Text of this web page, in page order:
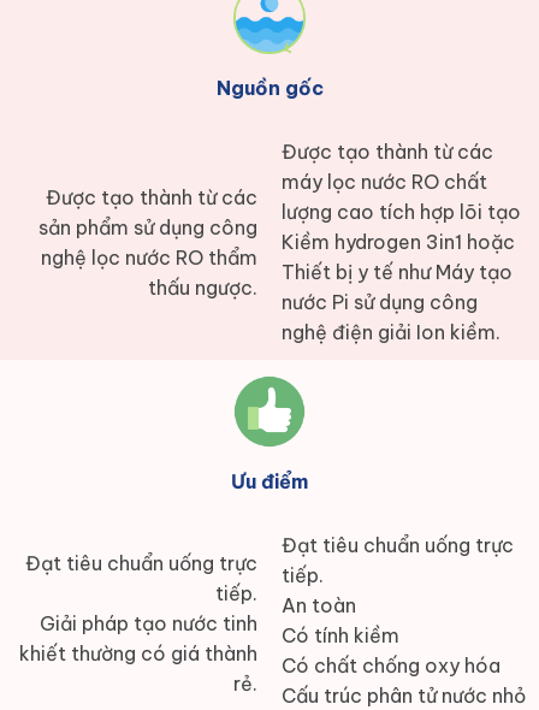
Được tạo thành từ các
sản phẩm sử dụng công
nghệ lọc nước RO thẩm
thấu ngược.
Nguồn gốc
Được tạo thành từ các
máy lọc nước RO chất
lượng cao tích hợp lõi tạo
Kiềm hydrogen 3in1 hoặc
Thiết bị y tế như Máy tạo
nước Pi sử dụng công
nghệ điện giải Ion kiềm.
Đạt tiêu chuẩn uống trực
tiếp.
Giải pháp tạo nước tinh
khiết thường có giá thành
rẻ.
Ưu điểm
Đạt tiêu chuẩn uống trực
tiếp.
An toàn
Có tính kiềm
Có chất chống oxy hóa
Cấu trúc phân tử nước nhỏ